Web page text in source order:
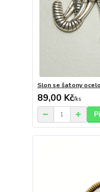
Slon se šatony
89,00 Kč/ks